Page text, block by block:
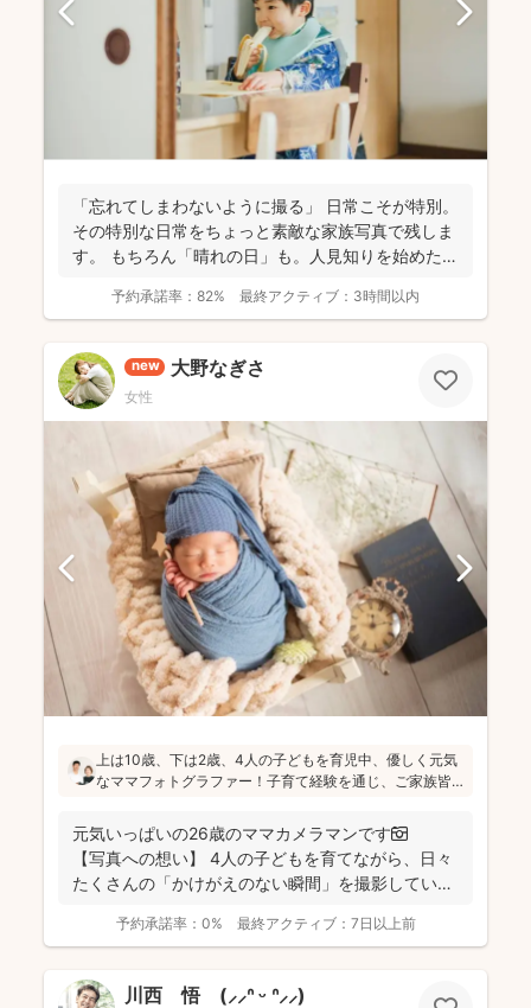
「忘れてしまわないように撮る」 日常こそが特別。
その特別な日常をちょっと素敵な家族写真で残しま
す。 もちろん「晴れの日」も。人見知りを始めた
予約承諾率： 82% 最終アクティブ： 3時間以内
new 大野なぎさ
女性
上は10歳、下は2歳、4人の子どもを育児中、優しく元気
なママフォトグラファー！子育て経験を通じ、ご家族皆
ちを大切にしています！お子さんに無理がないよう、お
喋りしながら楽しく撮影していきます(^^)
元気いっぱいの26歳のママカメラマンです📷
【写真への想い】 4人の子どもを育てながら、日々
たくさんの「かけがえのない瞬間」を撮影してい
予約承諾率： 0% 最終アクティブ： 7日以上前
川西 悟 (⸝⸝ᐢ ᵕ ᐢ⸝⸝)